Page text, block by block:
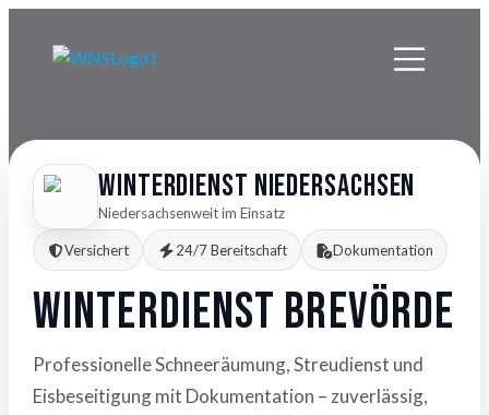
Winterdienst Niedersachsen
Niedersachsenweit im Einsatz
Versichert 24/7 Bereitschaft Dokumentation
Winterdienst Brevörde
Professionelle Schneeräumung, Streudienst und
Eisbeseitigung mit Dokumentation – zuverlässig,